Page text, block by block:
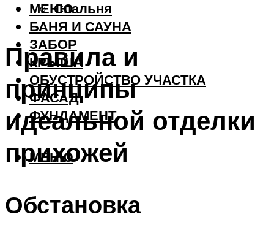
Спальня
БАНЯ И САУНА
ЗАБОР
КРЫША
ОБУСТРОЙСТВО УЧАСТКА
ФАСАД
ФУНДАМЕНТ
МЕНЮ
МЕНЮ
Правила и
принципы
идеальной отделки
прихожей
Обстановка